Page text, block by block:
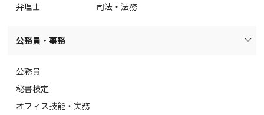
弁理士
司法・法務
公務員・事務
公務員
秘書検定
オフィス技能・実務